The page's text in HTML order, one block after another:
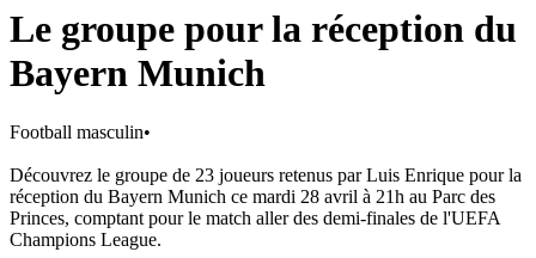
Le groupe pour la réception du
Bayern Munich
Football masculin•
Découvrez le groupe de 23 joueurs retenus par Luis Enrique pour la
réception du Bayern Munich ce mardi 28 avril à 21h au Parc des
Princes, comptant pour le match aller des demi-finales de l'UEFA
Champions League.